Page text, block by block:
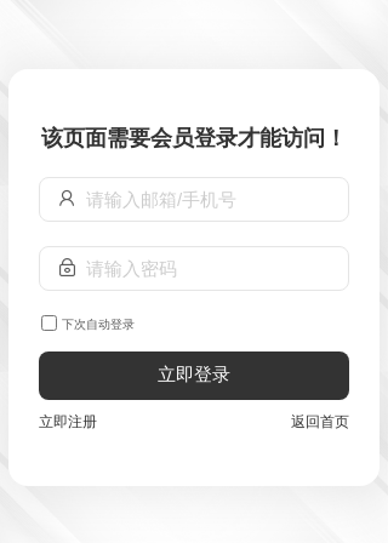
该页面需要会员登录才能访问！
下次自动登录
立即登录
立即注册 返回首页